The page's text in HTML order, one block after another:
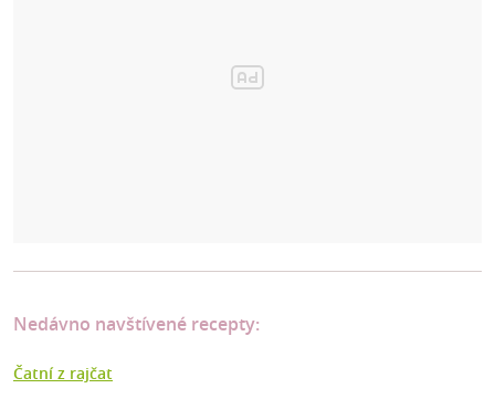
Nedávno navštívené recepty:
Čatní z rajčat